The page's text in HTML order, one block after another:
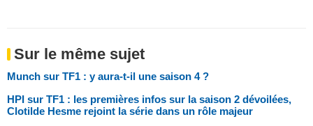
Sur le même sujet
Munch sur TF1 : y aura-t-il une saison 4 ?
HPI sur TF1 : les premières infos sur la saison 2 dévoilées,
Clotilde Hesme rejoint la série dans un rôle majeur